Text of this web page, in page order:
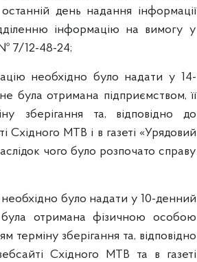
день надання інформації
інформацію на вимогу у
№ 7/12-48-24;
необхідно було надати у 14-
була отримана підприємством, її
зберігання та, відповідно до
Східного МТВ і в газеті «Урядовий
чого було розпочато справу
було надати у 10-денний
отримана фізичною особою
терміну зберігання та, відповідно
Східного МТВ та в газеті